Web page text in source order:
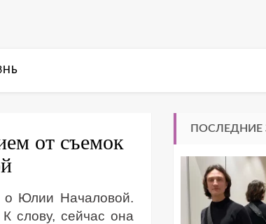
от съемок
о Юлии Началовой.
слову, сейчас она
ПОСЛЕДНИЕ